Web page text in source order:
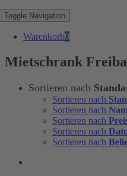
Toggle Navigation
Warenkorb0
Mietschrank
Sortieren nach
Sortieren nach
Sortieren nach
Sortieren nach
Sortieren nach
Sortieren nach